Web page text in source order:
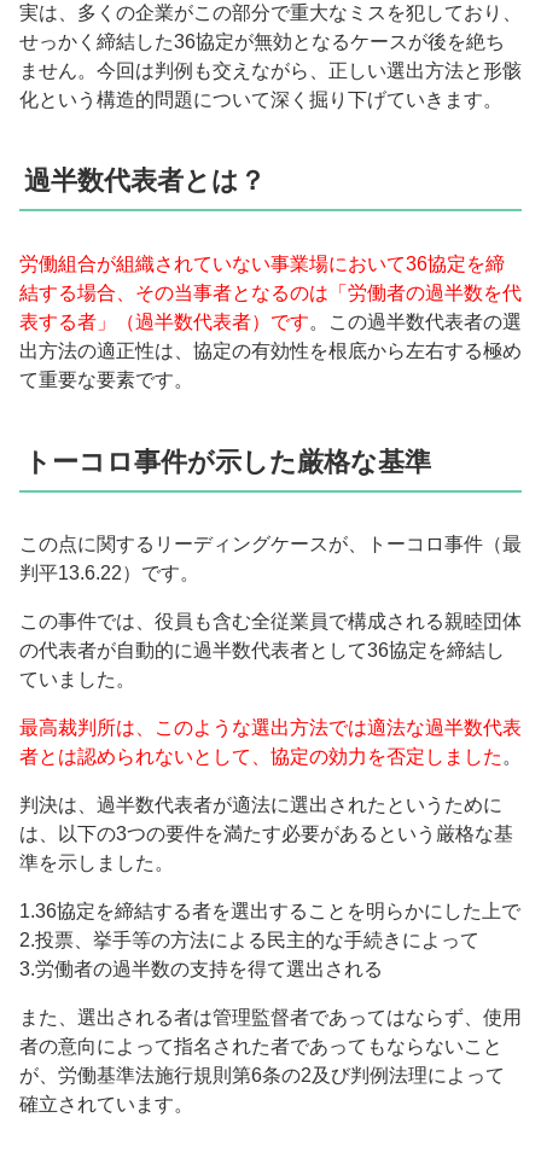
実は、多くの企業がこの部分で重大なミスを犯しており、
せっかく締結した36協定が無効となるケースが後を絶ち
ません。今回は判例も交えながら、正しい選出方法と形骸
化という構造的問題について深く掘り下げていきます。
過半数代表者とは？
労働組合が組織されていない事業場において36協定を締
結する場合、その当事者となるのは「労働者の過半数を代
表する者」（過半数代表者）です。この過半数代表者の選
出方法の適正性は、協定の有効性を根底から左右する極め
て重要な要素です。
トーコロ事件が示した厳格な基準
この点に関するリーディングケースが、トーコロ事件（最
判平13.6.22）です。
この事件では、役員も含む全従業員で構成される親睦団体
の代表者が自動的に過半数代表者として36協定を締結し
ていました。
最高裁判所は、このような選出方法では適法な過半数代表
者とは認められないとして、協定の効力を否定しました。
判決は、過半数代表者が適法に選出されたというために
は、以下の3つの要件を満たす必要があるという厳格な基
準を示しました。
1.36協定を締結する者を選出することを明らかにした上で
2.投票、挙手等の方法による民主的な手続きによって
3.労働者の過半数の支持を得て選出される
また、選出される者は管理監督者であってはならず、使用
者の意向によって指名された者であってもならないこと
が、労働基準法施行規則第6条の2及び判例法理によって
確立されています。